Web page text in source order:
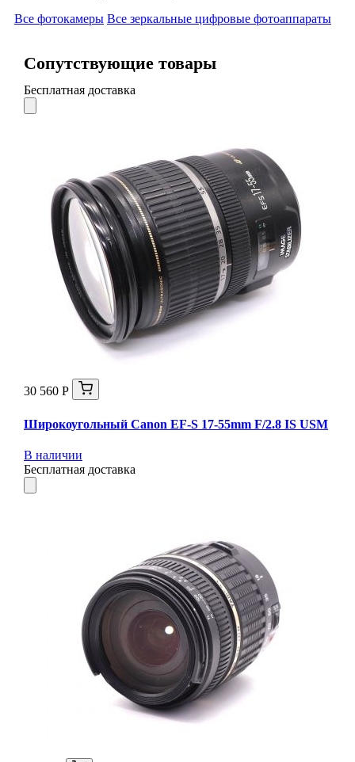
Все фотокамеры Все зеркальные цифровые фотоаппараты
Сопутствующие товары
Бесплатная доставка
30 560 Р
Широкоугольный Canon EF-S 17-55mm F/2.8 IS USM
В наличии
Бесплатная доставка